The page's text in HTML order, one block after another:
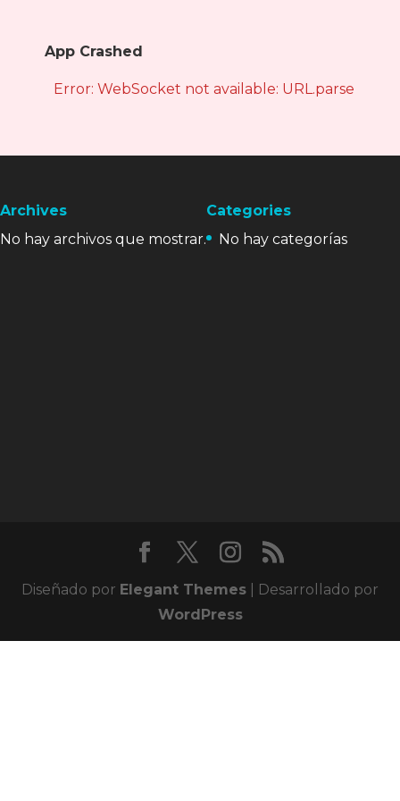
App Crashed
Error: WebSocket not available: URL.parse is
Archives
No hay archivos que mostrar.
Categories
No hay categorías
Diseñado por Elegant Themes | Desarrollado por
WordPress